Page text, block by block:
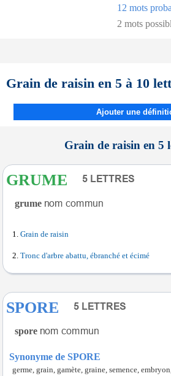
12 mots
2 mots
Grain de raisin en 5 à 10
Ajouter une
Grain de raisin en 5
GRUME
grume
Grain de raisin
Tronc d'arbre abattu, ébranché et écimé
SPORE
spore
Synonyme de SPORE
germe, grain, gamète, graine, semence,